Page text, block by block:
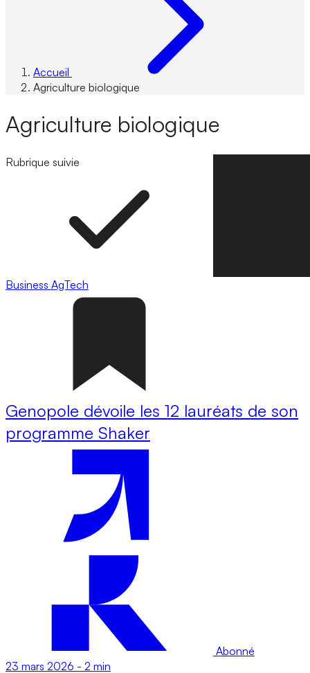
Accueil
Agriculture biologique
Agriculture biologique
Rubrique suivie
Business AgTech
Genopole dévoile les 12 lauréats de son
programme Shaker
Abonné
23 mars 2026 - 2 min